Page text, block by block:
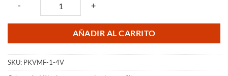
- +
AÑADIR AL CARRITO
SKU: PKVMF-1-4V